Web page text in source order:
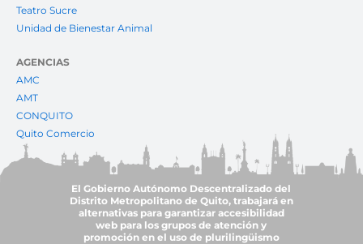
Teatro Sucre
Unidad de Bienestar Animal
AGENCIAS
AMC
AMT
CONQUITO
Quito Comercio
El Gobierno Autónomo Descentralizado del
Distrito Metropolitano de Quito, trabajará en
alternativas para garantizar accesibilidad
web para los grupos de atención y
promoción en el uso de plurilingüismo